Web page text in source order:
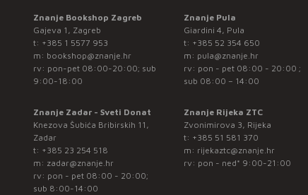
Znanje Bookshop Zagreb
Gajeva 1, Zagreb
t: +385 1 5577 953
m: bookshop@znanje.hr
rv: pon-pet 08:00-20:00; sub
9:00-18:00
Znanje Pula
Giardini 4, Pula
t: +385 52 354 650
m: pula@znanje.hr
rv: pon - pet 08:00 - 20:00 ;
sub 08:00 – 14:00
Znanje Zadar - Sveti Donat
Knezova Šubića Bribirskih 11,
Zadar
t: +385 23 254 518
m: zadar@znanje.hr
rv: pon - pet 08:00 - 20:00;
sub 8:00-14:00
Znanje Rijeka ZTC
Zvonimirova 3, Rijeka
t: +385 51 581 370
m: rijekaztc@znanje.hr
rv: pon - ned* 9:00-21:00